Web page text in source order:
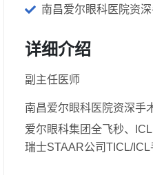
南昌爱尔眼科医院资
详细介绍
副主任医师
南昌爱尔眼科医院资深手
爱尔眼科集团全飞秒、
瑞士STAAR公司TICL/